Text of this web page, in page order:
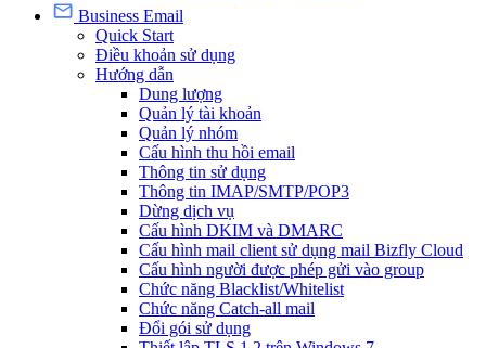
Business Email
Quick Start
Điều khoản sử dụng
Hướng dẫn
Dung lượng
Quản lý tài khoản
Quản lý nhóm
Cấu hình thu hồi email
Thông tin sử dụng
Thông tin IMAP/SMTP/POP3
Dừng dịch vụ
Cấu hình DKIM và DMARC
Cấu hình mail client sử dụng mail Bizfly Cloud
Cấu hình người được phép gửi vào group
Chức năng Blacklist/Whitelist
Chức năng Catch-all mail
Đổi gói sử dụng